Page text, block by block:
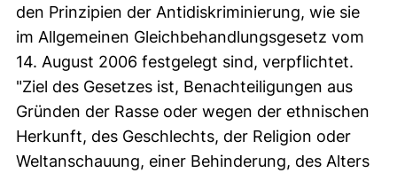
den Prinzipien der Antidiskriminierung, wie sie
im Allgemeinen Gleichbehandlungsgesetz vom
14. August 2006 festgelegt sind, verpflichtet.
"Ziel des Gesetzes ist, Benachteiligungen aus
Gründen der Rasse oder wegen der ethnischen
Herkunft, des Geschlechts, der Religion oder
Weltanschauung, einer Behinderung, des Alters